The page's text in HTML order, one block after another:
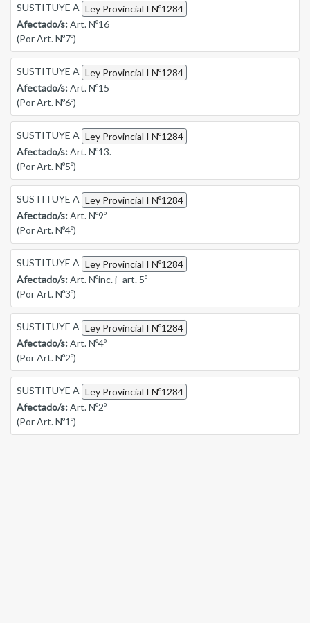
SUSTITUYE A Ley Provincial I Nº1284
Afectado/s:Art. Nº16
(Por Art. Nº7º)
SUSTITUYE A Ley Provincial I Nº1284
Afectado/s:Art. Nº15
(Por Art. Nº6º)
SUSTITUYE A Ley Provincial I Nº1284
Afectado/s:Art. Nº13.
(Por Art. Nº5º)
SUSTITUYE A Ley Provincial I Nº1284
Afectado/s:Art. Nº9º
(Por Art. Nº4º)
SUSTITUYE A Ley Provincial I Nº1284
Afectado/s:Art. Nºinc. j- art. 5º
(Por Art. Nº3º)
SUSTITUYE A Ley Provincial I Nº1284
Afectado/s:Art. Nº4º
(Por Art. Nº2º)
SUSTITUYE A Ley Provincial I Nº1284
Afectado/s:Art. Nº2º
(Por Art. Nº1º)